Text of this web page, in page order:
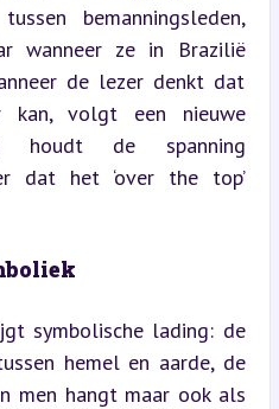
bemanningsleden,
wanneer ze in Brazilië
de lezer denkt dat
volgt een nieuwe
houdt de spanning
dat het ‘over the top’
symbolische lading: de
hemel en aarde, de
men hangt maar ook als